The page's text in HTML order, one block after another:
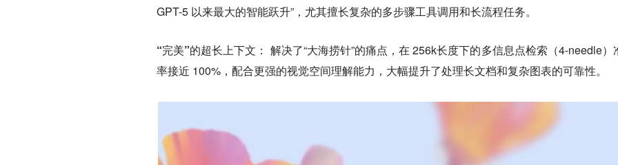
GPT-5 以来最大的智能跃升”，尤其擅长复杂的多步骤工具调用和长流程任务。
“完美”的超长上下文： 解决了“大海捞针”的痛点，在 256k长度下的多信息点检索（4-needle）
率接近 100%，配合更强的视觉空间理解能力，大幅提升了处理长文档和复杂图表的可靠性。